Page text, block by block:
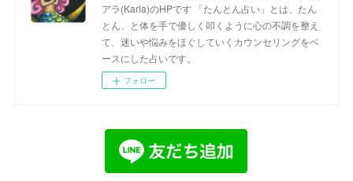
アラ(Karla)のHPです 「たんとん占い」とは、たん
とん、と体を手で優しく叩くように心の不調を整え
て、迷いや悩みをほぐしていくカウンセリングをベ
ースにした占いです。
フォロー